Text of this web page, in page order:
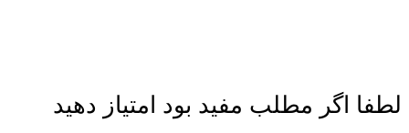
لطفا اگر مطلب مفید بود امتیاز دهید